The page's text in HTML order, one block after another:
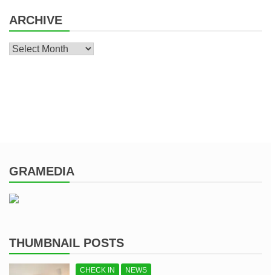
ARCHIVE
Archive
GRAMEDIA
THUMBNAIL POSTS
CHECK IN NEWS